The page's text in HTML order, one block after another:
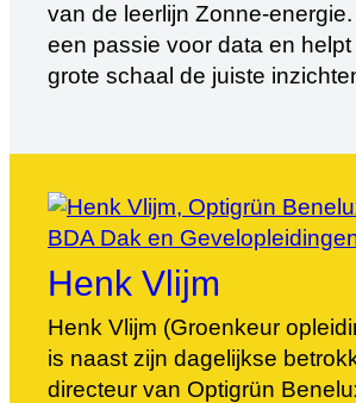
van de leerlijn Zonne-
een passie voor data en
grote schaal de juiste
EnergiePartners. Hierin zijn
techniek, zonne-energie
Henk Vlijm
Henk Vlijm (Groenkeur
is naast zijn dagelijkse
directeur van Optigrün